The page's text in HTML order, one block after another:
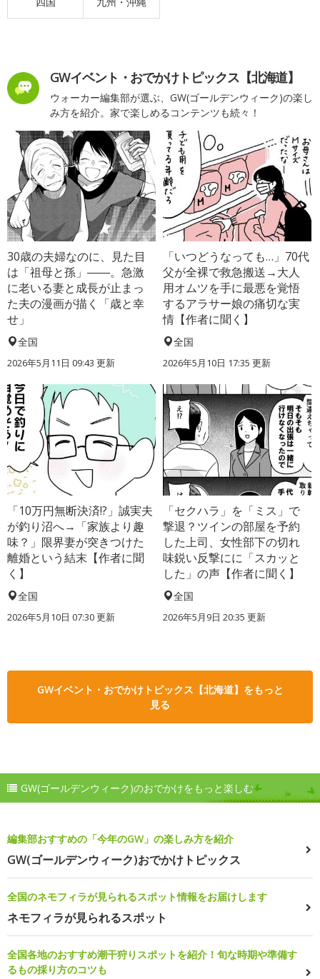
GWイベント・おでかけトピックス【北海道】
ウォーカー編集部が選ぶ、GW(ゴールデンウィーク)の楽し
み方を紹介。家で楽しめるコンテンツも続々！
30歳の夫婦なのに、見た目
は「祖母と孫」――。急激
に老いる妻と成長が止まっ
た夫の漫画が描く「歳と幸
せ」
全国
2026年5月11日 09:43 更新
「いつどうなっても…」70代
父が全裸で救急搬送→大人
用オムツを手に最悪を覚悟
するアラサー娘の痛切な実
情【作者に聞く】
全国
2026年5月10日 17:35 更新
「10万円無断決済!?」誠実夫
が釣り沼へ→「家族より趣
味？」限界妻が突きつけた
離婚という結末【作者に聞
く】
全国
2026年5月10日 07:30 更新
「セクハラ」を「ミス」で
撃退？ツインの部屋を予約
した上司、女性部下の切れ
味鋭い反撃にに「スカッと
した」の声【作者に聞く】
全国
2026年5月9日 20:35 更新
GWイベント・おでかけトピックス【北海道】をもっと
見る
GW(ゴールデンウィーク)のおでかけをもっと楽しむ
編集部おすすめの「今年のGW」の楽しみ方を紹介
GW(ゴールデンウィーク)おでかけトピックス
全国のネモフィラが見られるスポット情報をお届けします
ネモフィラが見られるスポット
全国各地のおすすめ潮干狩りスポットを紹介！旬な時期や準備す
るもの採り方のコツも